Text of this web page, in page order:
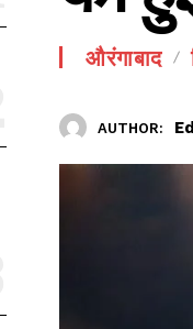
औरंगाबाद
AUTHOR: